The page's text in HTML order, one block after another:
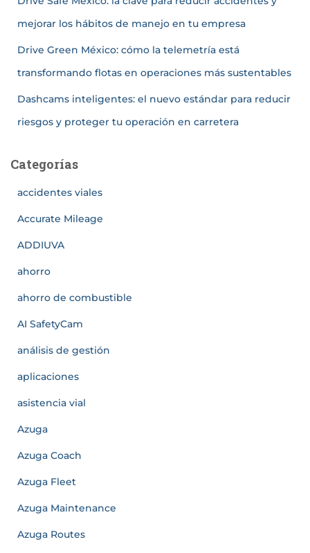
mejorar los hábitos de manejo en tu empresa
Drive Green México: cómo la telemetría está
transformando flotas en operaciones más sustentables
Dashcams inteligentes: el nuevo estándar para reducir
riesgos y proteger tu operación en carretera
Categorías
accidentes viales
Accurate Mileage
ADDIUVA
ahorro
ahorro de combustible
AI SafetyCam
análisis de gestión
aplicaciones
asistencia vial
Azuga
Azuga Coach
Azuga Fleet
Azuga Maintenance
Azuga Routes